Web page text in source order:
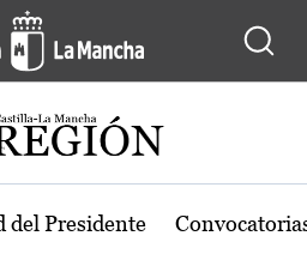
región de Castilla-
del Presidente